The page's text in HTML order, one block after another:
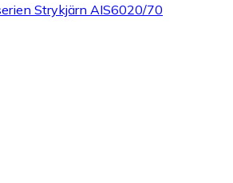
Strykjärn AIS6020/70